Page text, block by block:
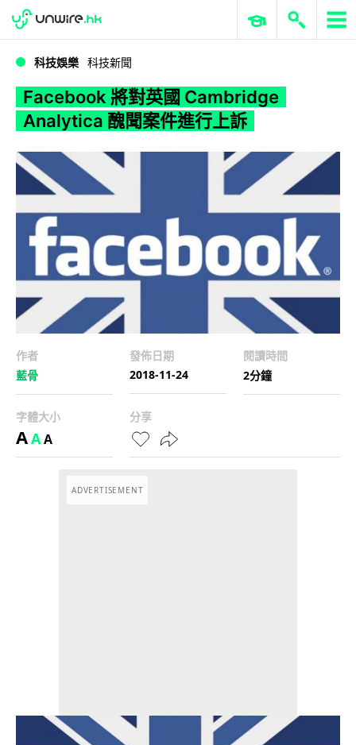
WWDC 2026 ERP 與商業 AI
科技娛樂 科技新聞
Facebook 將對英國 Cambridge
Analytica 醜聞案件進行上訴
作者
藍骨
發佈日期
2018-11-24
閱讀時間
2分鐘
字體大小
AAA
分享
ADVERTISEMENT